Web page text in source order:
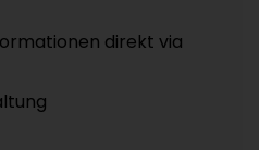
direkt via